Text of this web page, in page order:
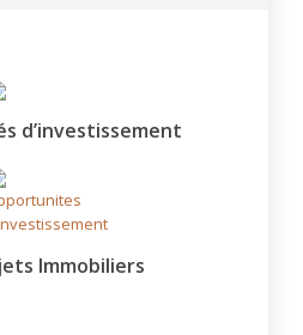
d’investissement
Immobiliers